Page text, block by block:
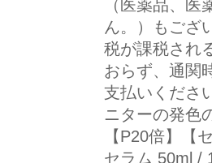
（医薬品、
ん。）もござ
税が課税され
おらず、通関
支払いくださ
ニターの発色
【P20倍】【
セラム 50ml /